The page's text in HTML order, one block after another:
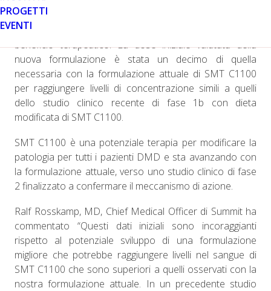
PROGETTI
EVENTI
raggiunto livelli della molecola nel plasma entro
l’intervallo ritenuto necessario per un potenziale
beneficio terapeutico. La dose iniziale valutata della
nuova formulazione è stata un decimo di quella
necessaria con la formulazione attuale di SMT C1100
per raggiungere livelli di concentrazione simili a quelli
dello studio clinico recente di fase 1b con dieta
modificata di SMT C1100.
SMT C1100 è una potenziale terapia per modificare la
patologia per tutti i pazienti DMD e sta avanzando con
la formulazione attuale, verso uno studio clinico di fase
2 finalizzato a confermare il meccanismo di azione.
Ralf Rosskamp, MD, Chief Medical Officer di Summit ha
commentato “Questi dati iniziali sono incoraggianti
rispetto al potenziale sviluppo di una formulazione
migliore che potrebbe raggiungere livelli nel sangue di
SMT C1100 che sono superiori a quelli osservati con la
nostra formulazione attuale. In un precedente studio